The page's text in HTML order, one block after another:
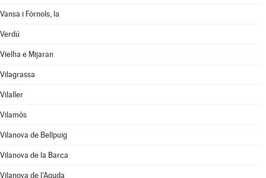
Vansa i Fórnols, la
Verdú
Vielha e Mijaran
Vilagrassa
Vilaller
Vilamòs
Vilanova de Bellpuig
Vilanova de la Barca
Vilanova de l'Aguda